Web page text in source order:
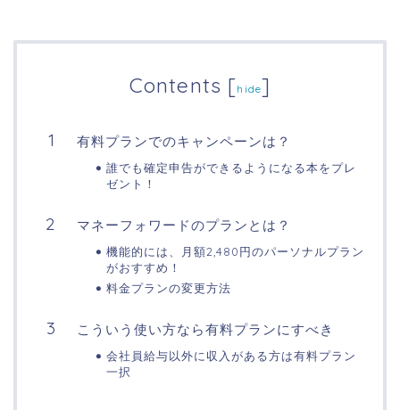
Contents [hide]
有料プランでのキャンペーンは？
誰でも確定申告ができるようになる本をプレ
ゼント！
マネーフォワードのプランとは？
機能的には、月額2,480円のパーソナルプラン
がおすすめ！
料金プランの変更方法
こういう使い方なら有料プランにすべき
会社員給与以外に収入がある方は有料プラン
一択